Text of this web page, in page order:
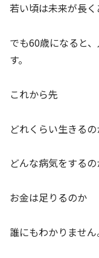
若い頃は未来が長く
でも60歳になると
す。
これから先
どれくらい生きる
どんな病気をする
お金は足りるのか
誰にもわかりません